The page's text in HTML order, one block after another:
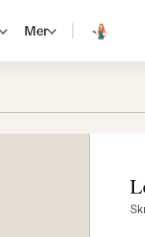
Mer